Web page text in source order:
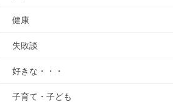
健康
失敗談
好きな・・・
子育て・子ども